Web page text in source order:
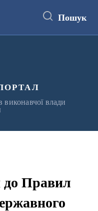
Пошук
влади
до Правил